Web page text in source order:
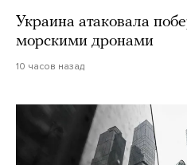
Украина атаковала
морскими дронами
10 часов назад